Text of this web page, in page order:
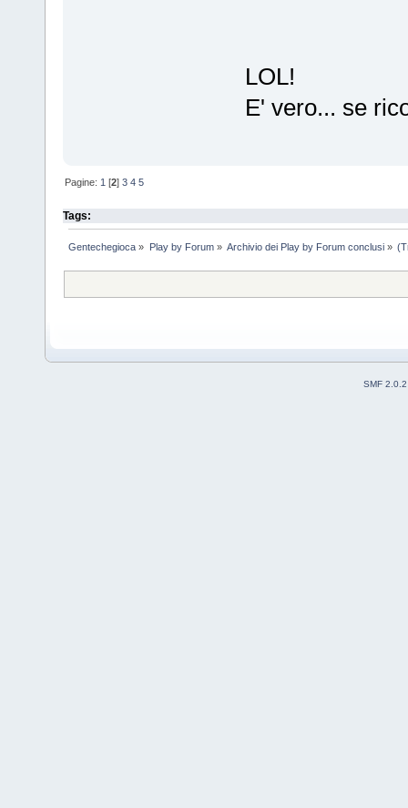
LOL!
E' vero... se
Pagine: 1 [2]3 4 5
Tags:
Gentechegioca » Play by Forum» Archivio dei Play by Forum conclusi»
SMF 2.0.2